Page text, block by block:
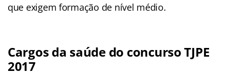
que exigem formação de nível médio.
Cargos da saúde do concurso TJPE
2017